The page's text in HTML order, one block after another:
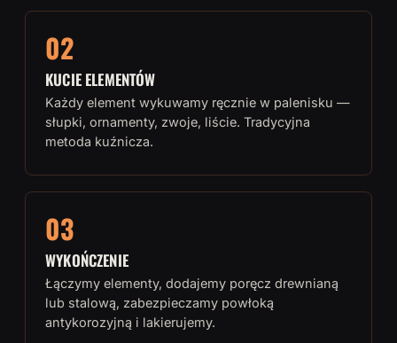
02
KUCIE ELEMENTÓW
Każdy element wykuwamy ręcznie w palenisku —
słupki, ornamenty, zwoje, liście. Tradycyjna
metoda kuźnicza.
03
WYKOŃCZENIE
Łączymy elementy, dodajemy poręcz drewnianą
lub stalową, zabezpieczamy powłoką
antykorozyjną i lakierujemy.